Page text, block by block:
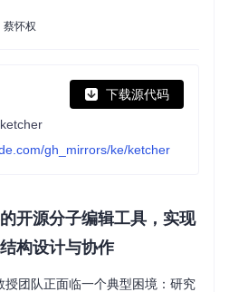
蔡怀权
下载源代码
gh_mirrors/ke/ketcher
开源分子编辑工具，实现
构设计与协作
团队正面临一个典型困境：研究